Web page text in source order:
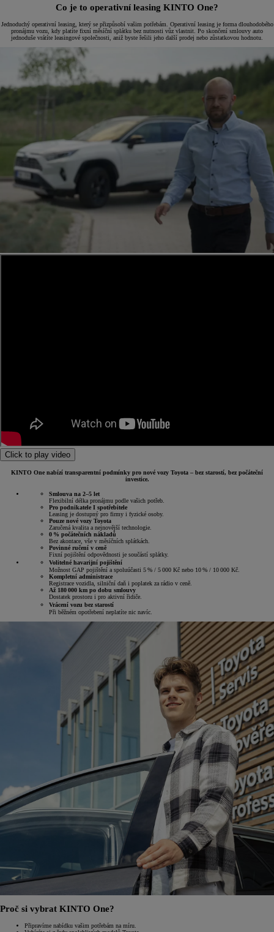
Co je to operativní leasing KINTO One?
Jednoduchý operativní leasing, který se přizpůsobí vašim potřebám. Operativní leasing je forma dlouhodobého
pronájmu vozu, kdy platíte fixní měsíční splátku bez nutnosti vůz vlastnit. Po skončení smlouvy auto
jednoduše vrátíte leasingové společnosti, aniž byste řešili jeho další prodej nebo zůstatkovou hodnotu.
Click to play video
KINTO One nabízí transparentní podmínky pro nové vozy Toyota – bez starostí, bez počáteční
investice.
Smlouva na 2–5 let
Flexibilní délka pronájmu podle vašich potřeb.
Pro podnikatele I spotřebitele
Leasing je dostupný pro firmy i fyzické osoby.
Pouze nové vozy Toyota
Zaručená kvalita a nejnovější technologie.
0 % počátečních nákladů
Bez akontace, vše v měsíčních splátkách.
Povinné ručení v ceně
Fixní pojištění odpovědnosti je součástí splátky.
Volitelné havarijní pojištění
Možnost GAP pojištění a spoluúčasti 5 % / 5 000 Kč nebo 10 % / 10 000 Kč.
Kompletní administrace
Registrace vozidla, silniční daň i poplatek za rádio v ceně.
Až 180 000 km po dobu smlouvy
Dostatek prostoru i pro aktivní řidiče.
Vrácení vozu bez starostí
Při běžném opotřebení neplatíte nic navíc.
Proč si vybrat KINTO One?
Připravíme nabídku vašim potřebám na míru.